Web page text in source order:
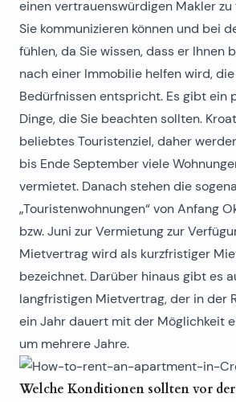
einen vertrauenswürdigen Makler
Sie kommunizieren können und bei
fühlen, da Sie wissen, dass er Ihnen
nach einer Immobilie helfen wird,
Bedürfnissen entspricht. Es gibt ein
Dinge, die Sie beachten sollten.
beliebtes Touristenziel, daher
bis Ende September viele
vermietet. Danach stehen die
„Touristenwohnungen“ von Anfang
bzw. Juni zur Vermietung zur
Mietvertrag wird als kurzfristiger
bezeichnet. Darüber hinaus gibt es
langfristigen Mietvertrag, der in der
ein Jahr dauert mit der Möglichkeit
um mehrere Jahre.
Welche Konditionen sollten vor